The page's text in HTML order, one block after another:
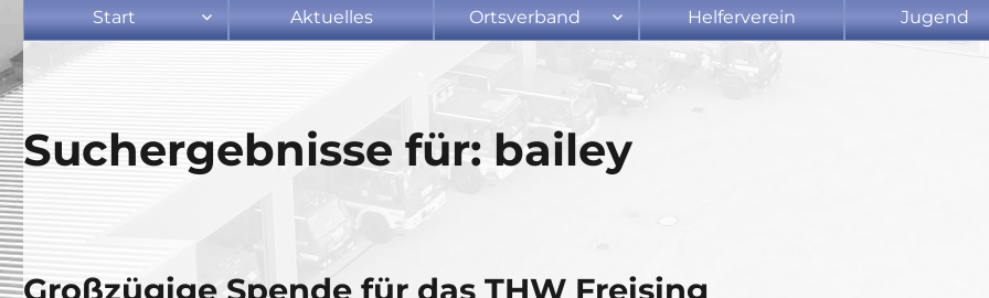
Start Aktuelles Ortsverband Helferverein Jugend
Suchergebnisse für:bailey
Großzügige Spende für das THW Freising